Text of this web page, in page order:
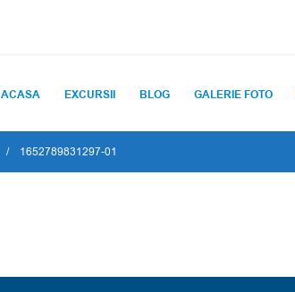
ACASA EXCURSII BLOG GALERIE FOTO
1652789831297-01